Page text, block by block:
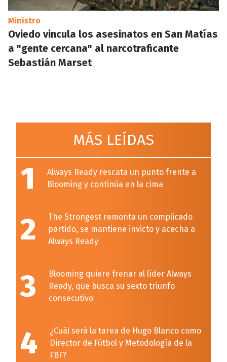
Ministro
Oviedo vincula los asesinatos en San Matías
a "gente cercana" al narcotraficante
Sebastián Marset
MÁS LEÍDAS
1
Always Ready rescata un punto frente a
Blooming y continúa en la cima
2
The Strongest remonta un complicado
partido, se mantiene invicto y acecha a
Always Ready
3
Blooming quiere frenar al líder Always
Ready, que busca su sexto triunfo
consecutivo
4
¿Cuál será la tarea de Hugo Blanco como
Director de Fútbol y Metodología de la
FBF?